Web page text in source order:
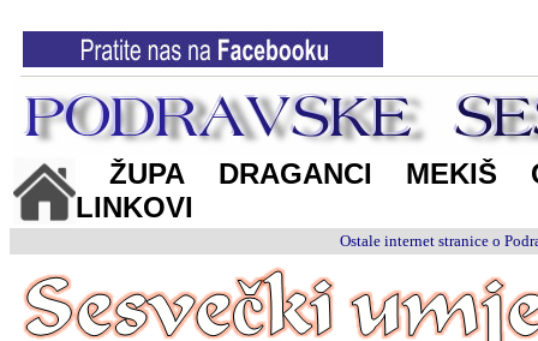
ŽUPA DRAGANCI MEKIŠ
LINKOVI
Ostale internet stranice o